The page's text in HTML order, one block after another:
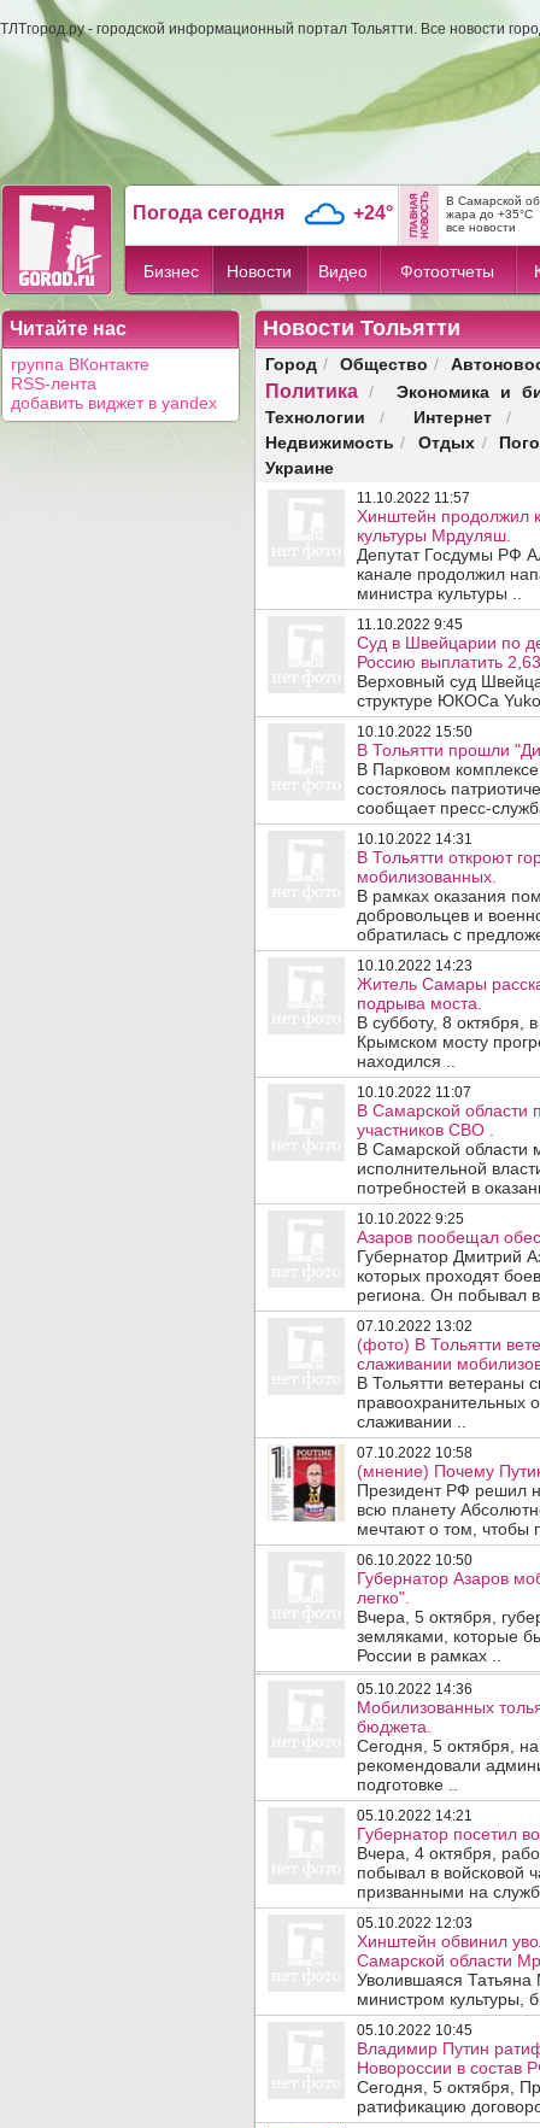
ТЛТгород.ру - городской информационный портал Тольятти. Все новости
Погода сегодня +24°
В Самарской
жара до +35°C
все новости
Бизнес Новости Видео Фотоотчеты
Читайте нас
группа ВКонтакте
RSS-лента
добавить виджет в yandex
Новости Тольятти
Город / Общество /
Политика /
Экономика и
Технологии / Интернет/
Недвижимость / Отдых /
Украине
11.10.2022 11:57
Хинштейн продолжил
культуры Мрдуляш.
Депутат Госдумы РФ
канале продолжил
министра культуры ..
11.10.2022 9:45
Суд в Швейцарии по
Россию выплатить
Верховный суд
структуре ЮКОСа
10.10.2022 15:50
В Тольятти прошли
В Парковом
состоялось
сообщает пресс-
10.10.2022 14:31
В Тольятти откроют
мобилизованных.
В рамках оказания
добровольцев и
обратилась с
10.10.2022 14:23
Житель Самары
подрыва моста.
В субботу, 8
Крымском мосту
находился ..
10.10.2022 11:07
В Самарской области
участников СВО .
В Самарской области
исполнительной
потребностей в
10.10.2022 9:25
Азаров пообещал
Губернатор Дмитрий
которых проходят
региона. Он побывал
07.10.2022 13:02
(фото) В Тольятти
слаживании
В Тольятти ветераны
правоохранительных
слаживании ..
07.10.2022 10:58
(мнение) Почему
Президент РФ решил
всю планету
мечтают о том, чтобы
06.10.2022 10:50
Губернатор Азаров
легко".
Вчера, 5 октября,
земляками, которые
России в рамках ..
05.10.2022 14:36
Мобилизованных
бюджета.
Сегодня, 5 октября,
рекомендовали
подготовке ..
05.10.2022 14:21
Губернатор посетил
Вчера, 4 октября,
побывал в войсковой
призванными на
05.10.2022 12:03
Хинштейн обвинил
Самарской области
Уволившаяся
министром культуры,
05.10.2022 10:45
Владимир Путин
Новороссии в состав
Сегодня, 5 октября,
ратификацию